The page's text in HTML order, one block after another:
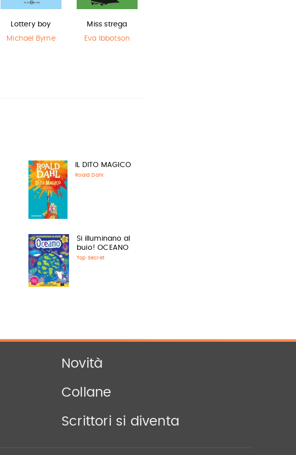
Lottery boy
Michael Byrne
Miss strega
Eva Ibbotson
IL DITO MAGICO
Roald Dahl
Si illuminano al
buio! OCEANO
Top Secret
Novità
Collane
Scrittori si diventa